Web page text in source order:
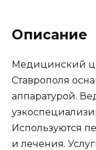
Описание
Медицинский
Ставрополя
аппаратурой.
Используются
и лечения.